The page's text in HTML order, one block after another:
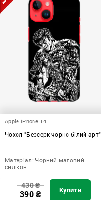
Apple iPhone 14
Чохол "Берсерк чорно-білий арт"
Матеріал: Чорний матовий
силікон
430₴
390 ₴ Купити